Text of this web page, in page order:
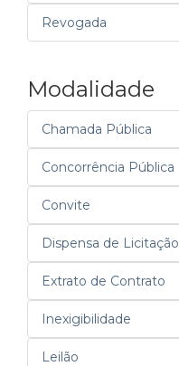
Revogada
Modalidade
Chamada Pública
Concorrência Pública
Convite
Dispensa de Licitação
Extrato de Contrato
Inexigibilidade
Leilão